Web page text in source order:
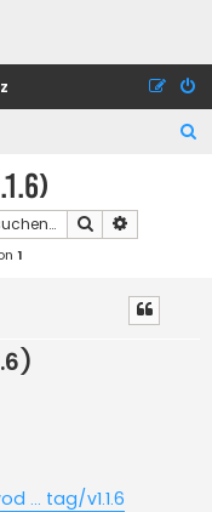
Suche
1
... tag/v1.1.6